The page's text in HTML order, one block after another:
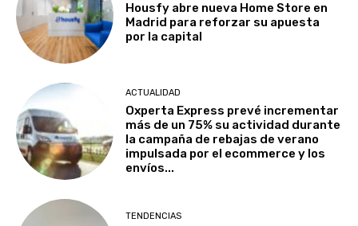
Housfy abre nueva Home Store en
Madrid para reforzar su apuesta
por la capital
ACTUALIDAD
Oxperta Express prevé incrementar
más de un 75% su actividad durante
la campaña de rebajas de verano
impulsada por el ecommerce y los
envíos...
TENDENCIAS